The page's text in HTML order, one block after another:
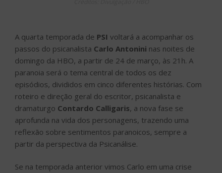
A quarta temporada de PSI voltará a acompanhar os
passos do psicanalista Carlo Antonini nas noites de
domingo da HBO, a partir de 24 de março, às 21h. A
paranoia será o tema central de todos os dez
episódios, divididos em cinco diferentes histórias. Com
roteiro e direção geral do escritor, psicanalista e
dramaturgo Contardo Calligaris, a nova fase se
aprofunda na vida dos personagens, trazendo uma
reflexão sobre sentimentos paranoicos, sempre a
partir da perspectiva da Psicanálise.
Se na temporada anterior vimos Carlo em uma crise